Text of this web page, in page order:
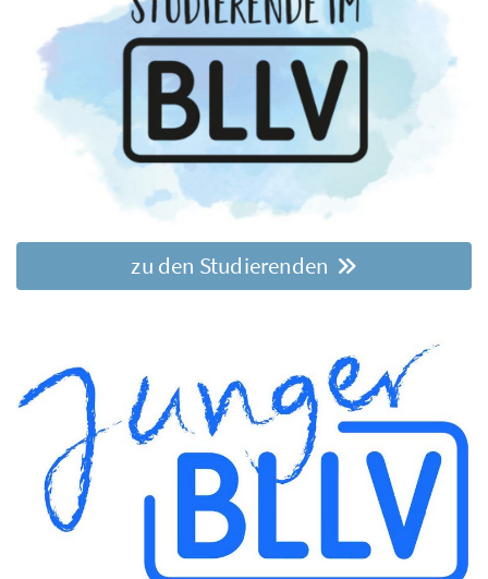
zu den Studierenden